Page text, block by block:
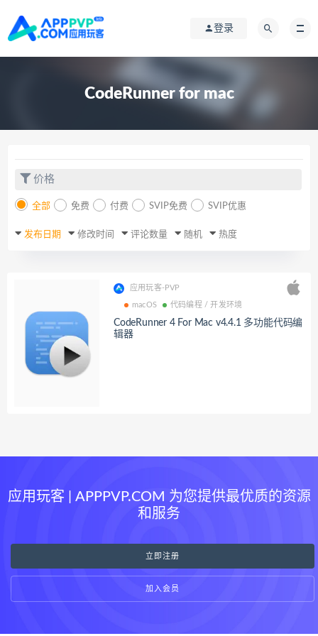
登录
CodeRunner for mac
价格
全部 免费 付费 SVIP免费 SVIP优惠
发布日期 修改时间 评论数量 随机 热度
应用玩客-PVP
macOS 代码编程 / 开发环境
CodeRunner 4 For Mac v4.4.1 多功能代码编
辑器
应用玩客 | APPPVP.COM 为您提供最优质的资源
和服务
立即注册
加入会员